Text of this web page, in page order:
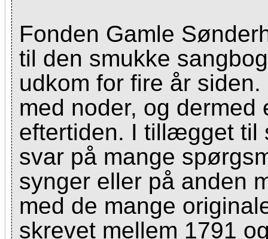
Fonden Gamle
til den smukke
udkom for fire år siden.
med noder, og
eftertiden. I tillægget til
svar på mange
synger eller på anden
med de mange
skrevet mellem 1791